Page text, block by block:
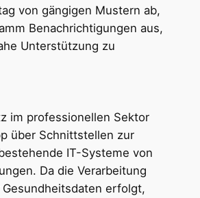
von gängigen Mustern ab,
Benachrichtigungen aus,
Unterstützung zu
im professionellen Sektor
über Schnittstellen zur
IT-Systeme von
Da die Verarbeitung
erfolgt,